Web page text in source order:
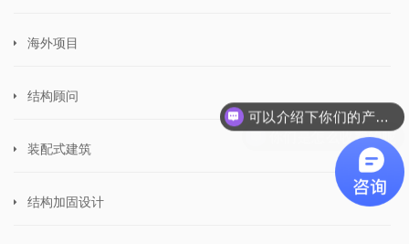
海外项目
结构顾问
装配式建筑
结构加固设计
你们是怎么收费的呢